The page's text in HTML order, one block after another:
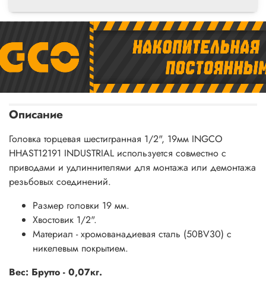
Описание
Головка торцевая шестигранная 1/2", 19мм INGCO
HHAST12191 INDUSTRIAL используется совместно с
приводами и удлиннителями для монтажа или демонтажа
резьбовых соединений.
Размер головки 19 мм.
Хвостовик 1/2".
Материал - хромованадиевая сталь (50BV30) с
никелевым покрытием.
Вес: Брутто - 0,07кг.